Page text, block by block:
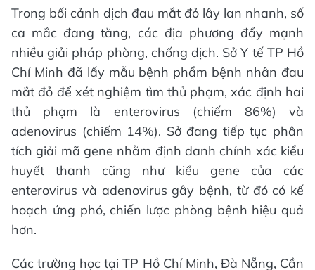
Trong bối cảnh dịch đau mắt đỏ lây lan nhanh, số
ca mắc đang tăng, các địa phương đẩy mạnh
nhiều giải pháp phòng, chống dịch. Sở Y tế TP Hồ
Chí Minh đã lấy mẫu bệnh phẩm bệnh nhân đau
mắt đỏ để xét nghiệm tìm thủ phạm, xác định hai
thủ phạm là enterovirus (chiếm 86%) và
adenovirus (chiếm 14%). Sở đang tiếp tục phân
tích giải mã gene nhằm định danh chính xác kiểu
huyết thanh cũng như kiểu gene của các
enterovirus và adenovirus gây bệnh, từ đó có kế
hoạch ứng phó, chiến lược phòng bệnh hiệu quả
hơn.
Các trường học tại TP Hồ Chí Minh, Đà Nẵng, Cần